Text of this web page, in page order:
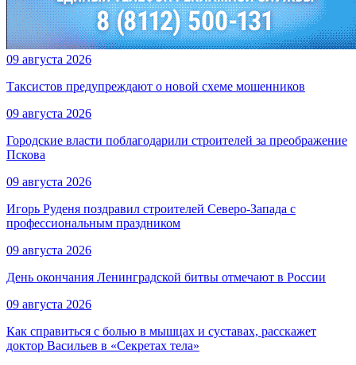
09 августа 2026
Таксистов предупреждают о новой схеме мошенников
09 августа 2026
Городские власти поблагодарили строителей за преображение
Пскова
09 августа 2026
Игорь Руденя поздравил строителей Северо-Запада с
профессиональным праздником
09 августа 2026
День окончания Ленинградской битвы отмечают в России
09 августа 2026
Как справиться с болью в мышцах и суставах, расскажет
доктор Васильев в «Секретах тела»